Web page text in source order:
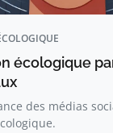
écologique
des médias